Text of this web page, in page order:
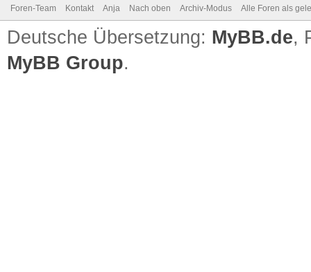
Foren-Team Kontakt Anja Nach oben Archiv-Modus Alle Foren als
Deutsche Übersetzung: MyBB.de,
MyBB Group.